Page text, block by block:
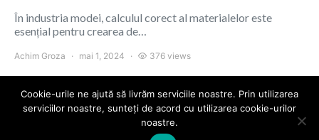
În industria modei, calculul corect al materialelor este
esențial pentru crearea de…
Achim Groza mai 1, 2024 376 views
Colours of Cluj
Cookie-urile ne ajută să livrăm serviciile noastre. Prin utilizarea
serviciilor noastre, sunteți de acord cu utilizarea cookie-urilor
noastre.